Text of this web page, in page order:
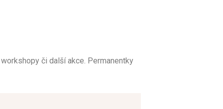
či další akce. Permanentky